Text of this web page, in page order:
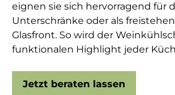
eignen sie sich hervorragend für
Unterschränke oder als
Glasfront. So wird der
funktionalen Highlight jeder
Jetzt beraten lassen